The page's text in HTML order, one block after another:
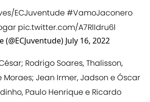
ECJuventude#VamoJaconero
pic.twitter.com/A7RlIdru6l
(@ECJuventude) July 16, 2022
Rodrigo Soares, Thalisson,
Moraes; Jean Irmer, Jadson e Óscar
Paulo Henrique e Ricardo